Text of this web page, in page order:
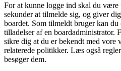
For at kunne logge ind skal du
sekunder at tilmelde sig, og giver
boardet. Som tilmeldt bruger kan
tilladelser af en boardadministrator.
sikre dig at du er bekendt med vore
relaterede politikker. Læs også
besøger dem.